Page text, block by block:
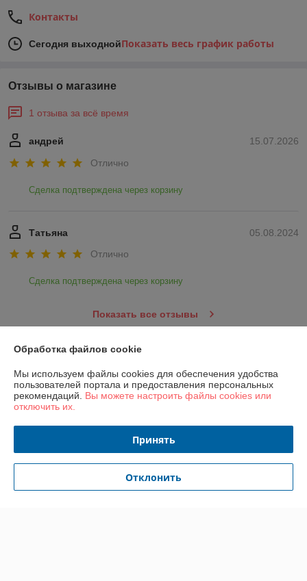
Контакты
Сегодня выходнойПоказать весь график работы
Отзывы о магазине
1 отзыва за всё время
15.07.2026
андрей
Отлично
Сделка подтверждена через корзину
05.08.2024
Татьяна
Отлично
Сделка подтверждена через корзину
Показать все отзывы
Контакты
Доставка и оплата
Полная версия сайта
Обработка файлов cookie
Мы используем файлы cookies для обеспечения удобства
пользователей портала и предоставления персональных
рекомендаций. Вы можете настроить файлы cookies или
отключить их.
Принять
Отклонить